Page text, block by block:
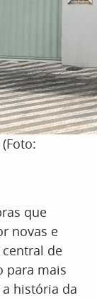
que
novas e
de
para mais
história da